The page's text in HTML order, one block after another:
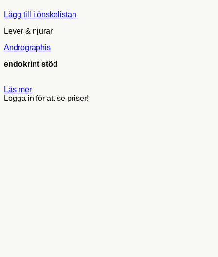
Lägg till i önskelistan
Lever & njurar
Andrographis
endokrint stöd
Läs mer
Logga in för att se priser!